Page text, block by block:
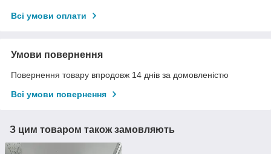
Всі умови оплати
Умови повернення
Повернення товару впродовж 14 днів за домовленістю
Всі умови повернення
З цим товаром також замовляють